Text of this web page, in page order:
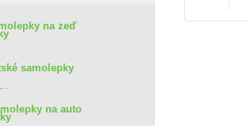
na zeď
samolepky
na auto